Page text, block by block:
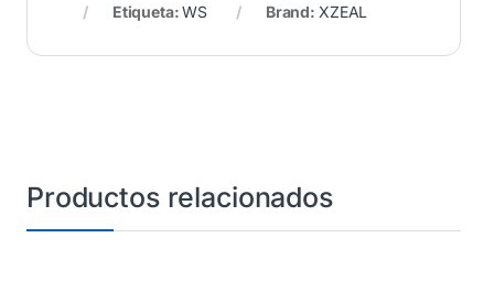
Etiqueta:WS Brand: XZEAL
Productos relacionados